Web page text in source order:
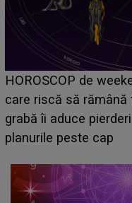
Emanuel a ținut
acum! În fața
face o MĂRTURISIRE
sa: "I-am spus și ei în